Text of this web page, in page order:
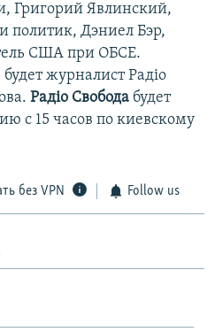
Григорий Явлинский,
политик, Дэниел Бэр,
США при ОБСЕ.
журналист Радiо
Радiо Свобода будет
с 15 часов по киевскому
без VPN Follow us